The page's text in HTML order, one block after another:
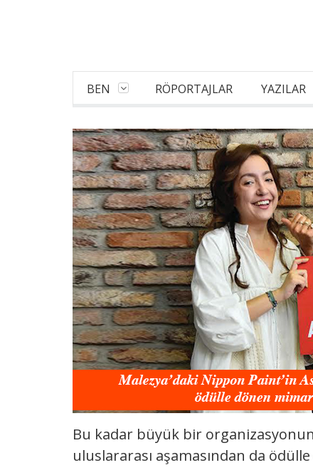
BEN RÖPORTAJLAR YAZILAR
Bu kadar büyük bir
uluslararası aşamasından da